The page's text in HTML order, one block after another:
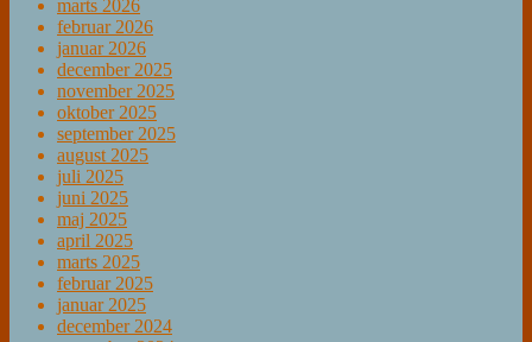
marts 2026
februar 2026
januar 2026
december 2025
november 2025
oktober 2025
september 2025
august 2025
juli 2025
juni 2025
maj 2025
april 2025
marts 2025
februar 2025
januar 2025
december 2024